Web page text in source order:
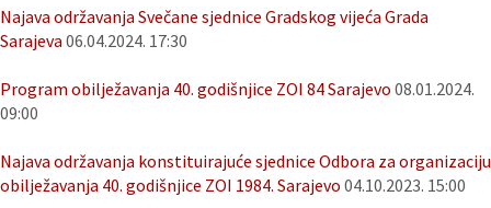
Najava održavanja Svečane sjednice Gradskog vijeća Grada
Sarajeva 06.04.2024. 17:30
Program obilježavanja 40. godišnjice ZOI 84 Sarajevo 08.01.2024.
09:00
Najava održavanja konstituirajuće sjednice Odbora za organizaciju
obilježavanja 40. godišnjice ZOI 1984. Sarajevo 04.10.2023. 15:00